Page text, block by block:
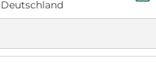
Deutschland